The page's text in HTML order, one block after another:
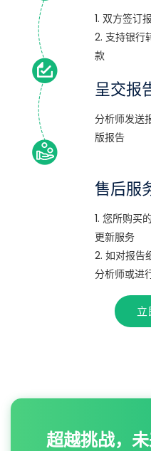
1. 双方签订
2. 支持银行
款
呈交报
分析师发送
版报告
售后服
1. 您所购买
更新服务
2. 如对报告
分析师或进
立
超越挑战，